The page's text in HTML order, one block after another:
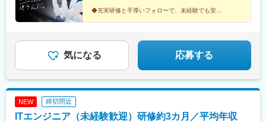
◆充実研修と手厚いフォローで、未経験でも安心
気になる 応募する
NEW 締切間近
ITエンジニア（未経験歓迎）研修約3カ月／平均年収